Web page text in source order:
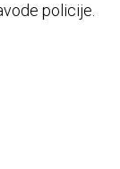
policije.